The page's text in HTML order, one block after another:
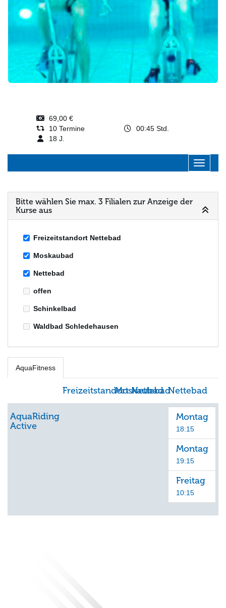
69,00 €
10 Termine
00:45 Std.
18 J.
Bitte wählen Sie max. 3 Filialen zur Anzeige der
Kurse aus
Freizeitstandort Nettebad
Moskaubad
Nettebad
offen
Schinkelbad
Waldbad Schledehausen
AquaFitness
Freizeitstandort Nettebad
Moskaubad Nettebad
AquaRiding
Active
Montag
18:15
Montag
19:15
Freitag
10:15